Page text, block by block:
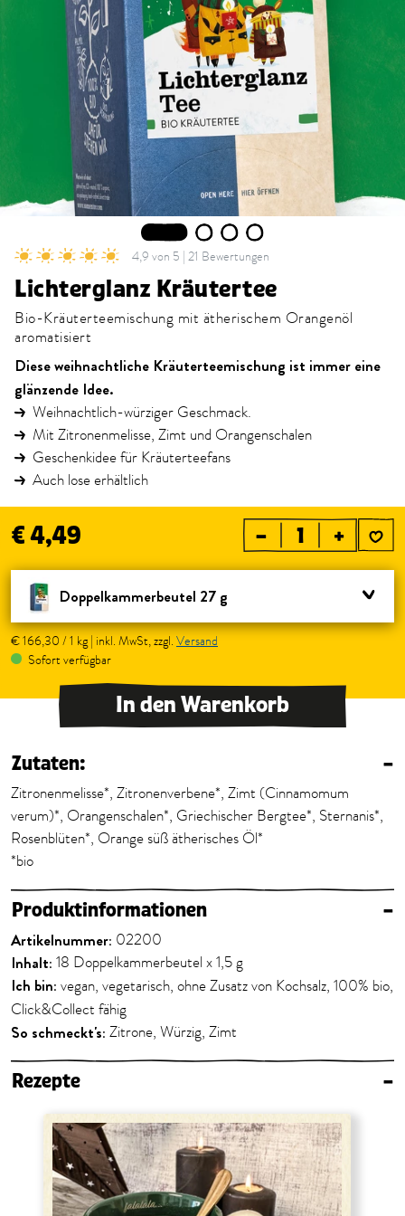
2 3 4
4,9 von 5 | 21 Bewertungen
Lichterglanz Kräutertee
Bio-Kräuterteemischung mit ätherischem Orangenöl
aromatisiert
Diese weihnachtliche Kräuterteemischung ist immer eine
glänzende Idee.
Weihnachtlich-würziger Geschmack.
Mit Zitronenmelisse, Zimt und Orangenschalen
Geschenkidee für Kräuterteefans
Auch lose erhältlich
€ 4,49 – +
Doppelkammerbeutel 27 g
€ 166,30 / 1 kg | inkl. MwSt, zzgl. Versand
Sofort verfügbar
In den Warenkorb
Zutaten: –
Zitronenmelisse*, Zitronenverbene*, Zimt (Cinnamomum
verum)*, Orangenschalen*, Griechischer Bergtee*, Sternanis*,
Rosenblüten*, Orange süß ätherisches Öl*
*bio
Produktinformationen –
Artikelnummer: 02200
Inhalt: 18 Doppelkammerbeutel x 1,5 g
Ich bin: vegan, vegetarisch, ohne Zusatz von Kochsalz, 100% bio,
Click&Collect fähig
So schmeckt's: Zitrone, Würzig, Zimt
Rezepte –